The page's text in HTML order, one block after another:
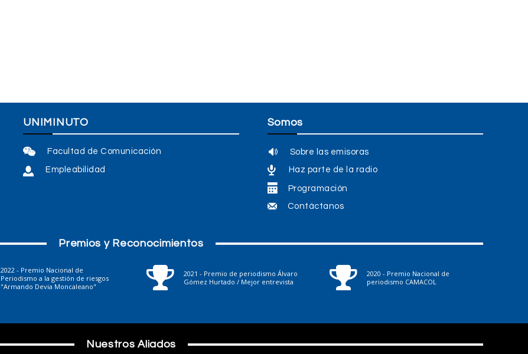
UNIMINUTO
Facultad de Comunicación
Empleabilidad
Somos
Sobre las emisoras
Haz parte de la radio
Programación
Contáctanos
Premios y Reconocimientos
2022 - Premio Nacional de
Periodismo a la gestión de riesgos
"Armando Devia Moncaleano"
2021 - Premio de periodismo Álvaro
Gómez Hurtado / Mejor entrevista
2020 - Premio Nacional de
periodismo CAMACOL
Nuestros Aliados